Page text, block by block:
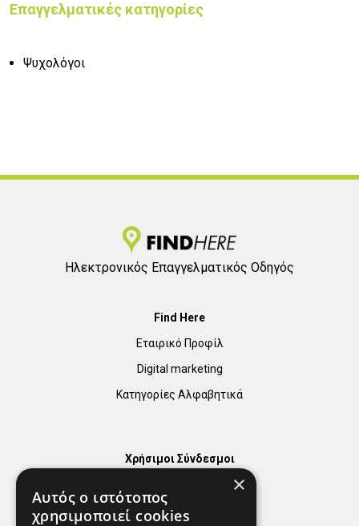
Επαγγελματικές κατηγορίες
Ψυχολόγοι
Ηλεκτρονικός Επαγγελματικός Οδηγός
Find Here
Εταιρικό Προφίλ
Digital marketing
Κατηγορίες Αλφαβητικά
Χρήσιμοι Σύνδεσμοι
Χρήσιμα Τηλέφωνα
×
Αυτός ο ιστότοπος
χρησιμοποιεί cookies